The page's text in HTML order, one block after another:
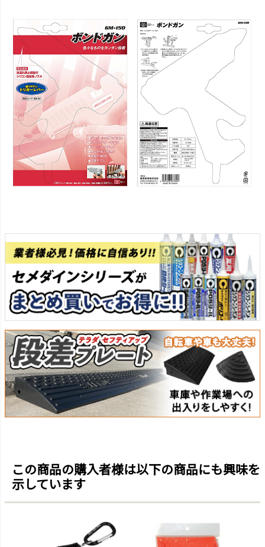
この商品の購入者様は以下の商品にも興味を
示しています